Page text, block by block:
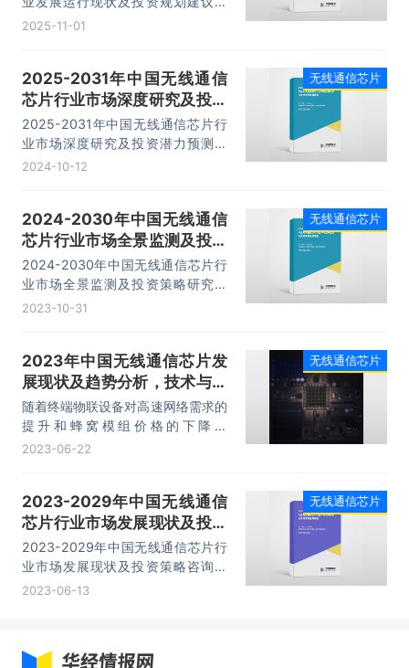
2025年达到282亿元。
告,主要包括行业竞争格局分析、主
2025-11-01
2025-2031年中国无线通信
芯片行业市场深度研究及投资
潜力预测报告
2025-2031年中国无线通信芯片行
业市场深度研究及投资潜力预测报
告,主要包括行业竞争格局分析、主
2024-10-12
无线通信芯片
2024-2030年中国无线通信
芯片行业市场全景监测及投资
策略研究报告
2024-2030年中国无线通信芯片行
业市场全景监测及投资策略研究报
告,主要包括行业竞争格局分析、主
2023-10-31
无线通信芯片
2023年中国无线通信芯片发
展现状及趋势分析，技术与政
策双重动力推动行业快速发展
「图」
随着终端物联设备对高速网络需求的
提升和蜂窝模组价格的下降，
2G/3G的数据业务将逐步迁移到
增长态势将会持续到2022年，其中
物联网蜂窝模组出货量在2023年预
计将超过12亿件，未来5年复合增速
达28.7%。
2023-06-22
无线通信芯片
2023-2029年中国无线通信
芯片行业市场发展现状及投资
策略咨询报告
2023-2029年中国无线通信芯片行
业市场发展现状及投资策略咨询报
告,主要包括行业竞争格局分析、主
2023-06-13
无线通信芯片